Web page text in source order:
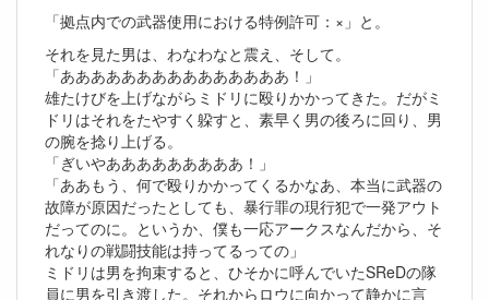
「拠点内での武器使用における特例許可：×」と。
それを見た男は、わなわなと震え、そして。
「あああああああああああああああ！」
雄たけびを上げながらミドリに殴りかかってきた。だがミ
ドリはそれをたやすく躱すと、素早く男の後ろに回り、男
の腕を捻り上げる。
「ぎいやあああああああああ！」
「ああもう、何で殴りかかってくるかなあ、本当に武器の
故障が原因だったとしても、暴行罪の現行犯で一発アウト
だってのに。というか、僕も一応アークスなんだから、そ
れなりの戦闘技能は持ってるっての」
ミドリは男を拘束すると、ひそかに呼んでいたSReDの隊
員に男を引き渡した。それからロウに向かって静かに言